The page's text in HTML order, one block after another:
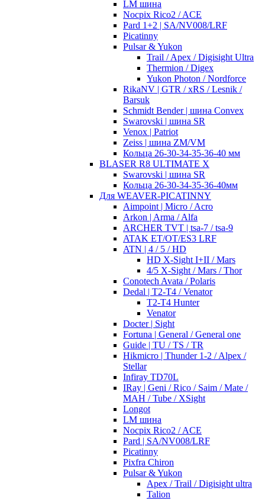
LM шина
Nocpix Rico2 / ACE
Pard 1+2 | SA/NV008/LRF
Picatinny
Pulsar & Yukon
Trail / Apex / Digisight Ultra
Thermion / Digex
Yukon Photon / Nordforce
RikaNV | GTR / xRS / Lesnik /
Barsuk
Schmidt Bender | шина Convex
Swarovski | шина SR
Venox | Patriot
Zeiss | шина ZM/VM
Кольца 26-30-34-35-36-40 мм
BLASER R8 ULTIMATE X
Swarovski | шина SR
Кольца 26-30-34-35-36-40мм
Для WEAVER-PICATINNY
Aimpoint | Micro / Acro
Arkon | Arma / Alfa
ARCHER TVT | tsa-7 / tsa-9
ATAK ET/OT/ES3 LRF
ATN | 4 / 5 / HD
HD X-Sight I+II / Mars
4/5 X-Sight / Mars / Thor
Conotech Avata / Polaris
Dedal | T2-T4 / Venator
T2-T4 Hunter
Venator
Docter | Sight
Fortuna | General / General one
Guide | TU / TS / TR
Hikmicro | Thunder 1-2 / Alpex /
Stellar
Infiray TD70L
IRay | Geni / Rico / Saim / Mate /
MAH / Tube / XSight
Longot
LM шина
Nocpix Rico2 / ACE
Pard | SA/NV008/LRF
Picatinny
Pixfra Chiron
Pulsar & Yukon
Apex / Trail / Digisight ultra
Talion